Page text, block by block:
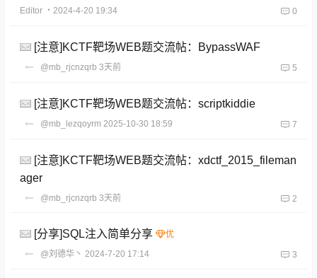
Editor ・2024-4-20 19:34 0
[注意]KCTF靶场WEB题交流帖：BypassWAF
@mb_rjcnzqrb 3天前 5
[注意]KCTF靶场WEB题交流帖：scriptkiddie
@mb_lezqoyrm 2025-10-30 18:59 7
[注意]KCTF靶场WEB题交流帖：xdctf_2015_fileman
ager
@mb_rjcnzqrb 3天前 2
[分享]SQL注入简单分享
@刘德华丶 2024-7-20 17:14 3